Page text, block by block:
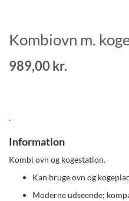
Gå
til
starten
af
Kombiovn m.
989,00 kr.
.
Information
Kombi ovn og kogestation.
Kan bruge ovn og
Moderne udseende;